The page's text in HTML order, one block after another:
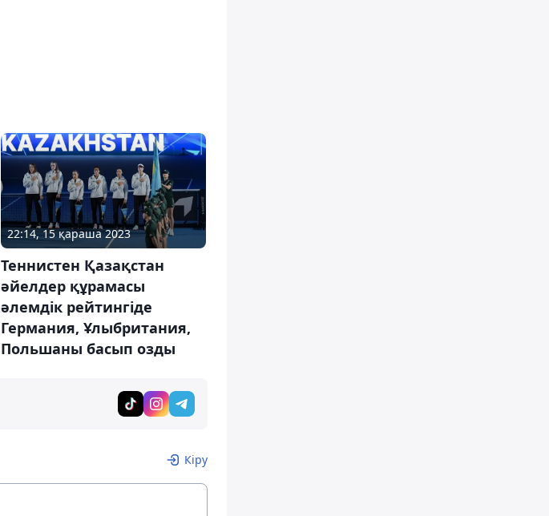
22:14, 15 қараша 2023
Теннистен Қазақстан
әйелдер құрамасы
әлемдік рейтингіде
Германия, Ұлыбритания,
Польшаны басып озды
Кіру